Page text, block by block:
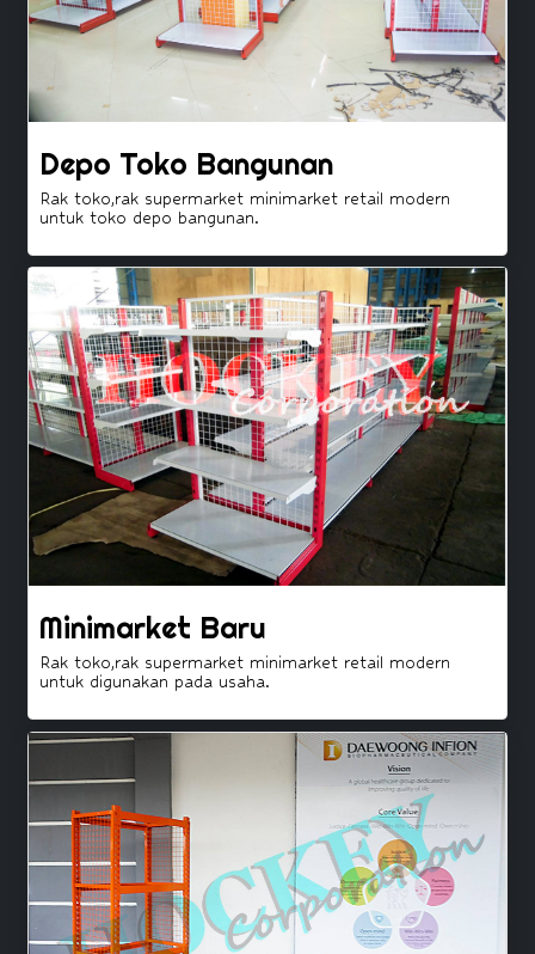
Depo Toko Bangunan
Rak toko,rak supermarket minimarket retail modern
untuk toko depo bangunan.
Minimarket Baru
Rak toko,rak supermarket minimarket retail modern
untuk digunakan pada usaha.